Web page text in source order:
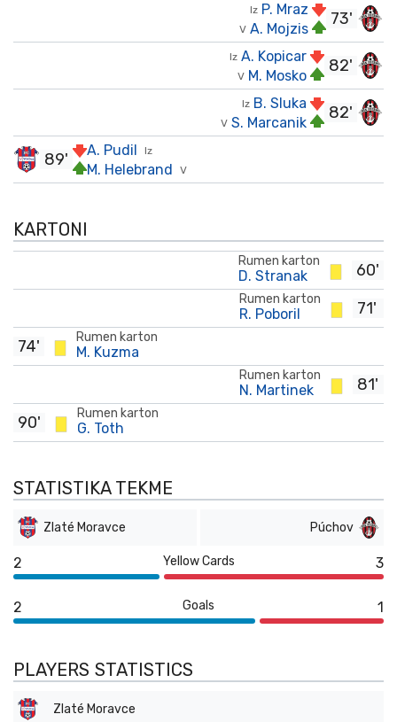
73'
Iz P. Mraz
V A. Mojzis
82'
Iz A. Kopicar
V M. Mosko
82'
Iz B. Sluka
V S. Marcanik
Iz
A. Pudil
V
M. Helebrand
89'
KARTONI
60'
Rumen karton
D. Stranak
71'
Rumen karton
R. Poboril
Rumen karton
M. Kuzma
74'
81'
Rumen karton
N. Martinek
Rumen karton
G. Toth
90'
STATISTIKA TEKME
Zlaté Moravce Púchov
2 Yellow Cards 3
2 Goals 1
PLAYERS STATISTICS
Zlaté Moravce